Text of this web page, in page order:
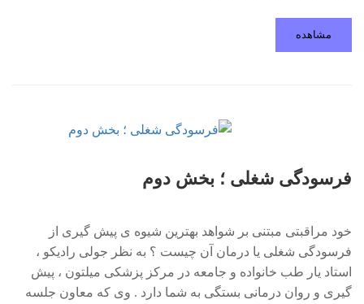
مشاهده
فرسودگی شغلی ؛ بخش دوم
خود مراقبتی مبتنی بر شواهد بهترین شیوه ی پیش گیری از
فرسودگی شغلی یا درمان آن چیست ؟ به نظر جولی رادیکو ،
استاد یار طب خانواده و جامعه در مرکز پزشکی میلتون ، پیش
گیری و روان درمانی بستگی به شما دارد . وی که معاون جلسه